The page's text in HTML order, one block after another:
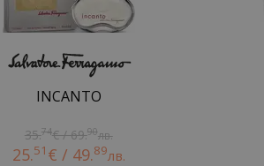
INCANTO
35.74€ / 69.90лв.
25.51 € / 49.89лв.